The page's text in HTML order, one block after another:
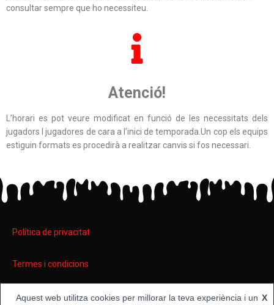
consultar sempre que ho necessiteu.
Atenció!
L’horari es pot veure modificat en funció de les necessitats dels
jugadors I jugadores de cara a l’inici de temporada.Un cop els equips
estiguin formats es procedirà a realitzar canvis si fos necessari.
Política de privacitat
Termes i condicions
Política de cookies
Aquest web utilitza cookies per millorar la teva experiència i un X